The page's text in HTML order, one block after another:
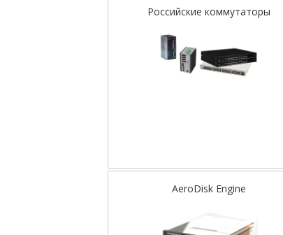
Российские коммутаторы
AeroDisk Engine